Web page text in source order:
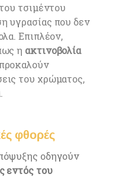
τσιμέντου
υγρασίας που δεν
Επιπλέον,
η ακτινοβολία
προκαλούν
του χρώματος,
φθορές
οδηγούν
εντός του